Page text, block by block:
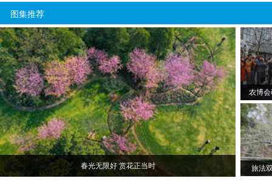
图集推荐
农博会
旅法
春光无限好 赏花正当时